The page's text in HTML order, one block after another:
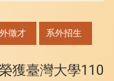
徵才 系外招生
獲臺灣大學110